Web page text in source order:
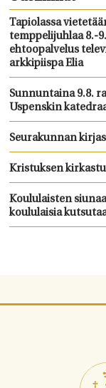
Tapiolassa
temppelijuhlaa 8.-
ehtoopalvelus
arkkipiispa Elia
Sunnuntaina 9.8.
Uspenskin
Seurakunnan
Kristuksen
Koululaisten
koululaisia